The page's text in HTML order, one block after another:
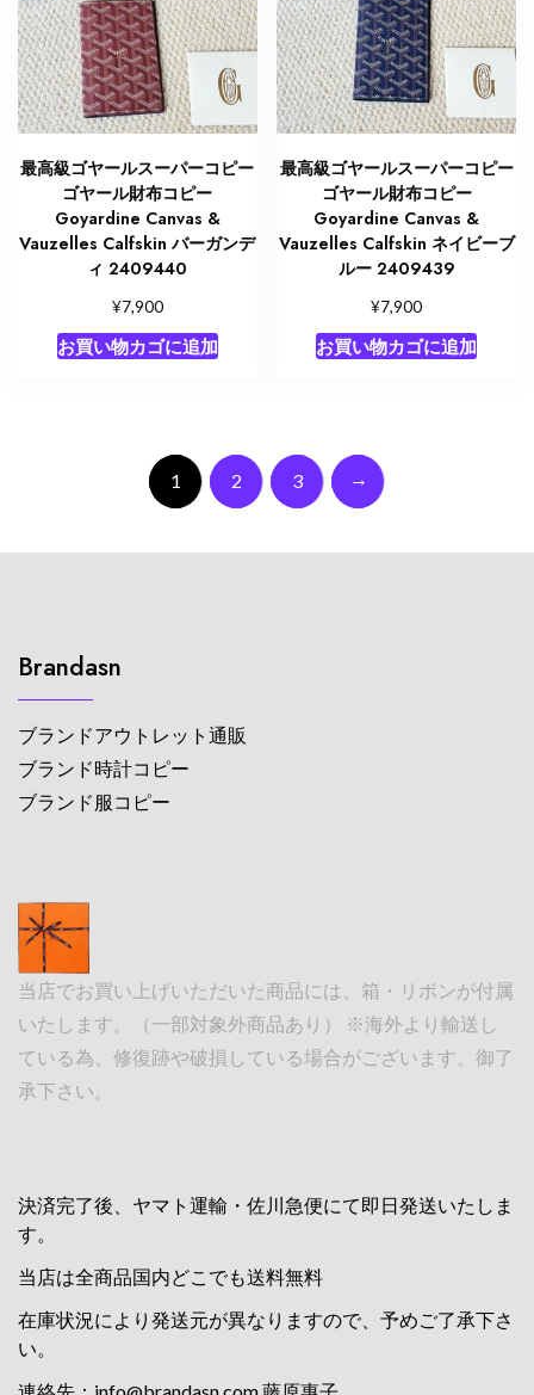
最高級ゴヤールスーパーコピー
ゴヤール財布コピー
Goyardine Canvas &
Vauzelles Calfskin バーガンデ
ィ 2409440
¥7,900
お買い物カゴに追加
最高級ゴヤールスーパーコピー
ゴヤール財布コピー
Goyardine Canvas &
Vauzelles Calfskin ネイビーブ
ルー 2409439
¥7,900
お買い物カゴに追加
1 2 3 →
Brandasn
ブランドアウトレット通販
ブランド時計コピー
ブランド服コピー
当店でお買い上げいただいた商品には、箱・リボンが付属
いたします。（一部対象外商品あり） ※海外より輸送し
ている為、修復跡や破損している場合がございます。御了
承下さい。
決済完了後、ヤマト運輸・佐川急便にて即日発送いたしま
す。
当店は全商品国内どこでも送料無料
在庫状況により発送元が異なりますので、予めご了承下さ
い。